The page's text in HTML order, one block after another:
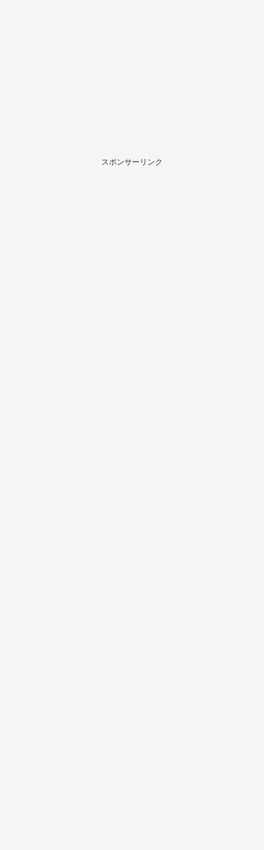
スポンサーリンク